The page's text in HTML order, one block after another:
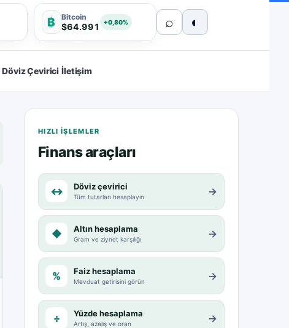
₿ Bitcoin
$64.991 +0,80% ⌕ ◐
Döviz Çevirici İletişim
HIZLI IŞLEMLER
Finans araçları
↔ Döviz çevirici
Tüm tutarları hesaplayın →
◆ Altın hesaplama
Gram ve ziynet karşılığı →
% Faiz hesaplama
Mevduat getirisini görün →
÷ Yüzde hesaplama
Artış, azalış ve oran →